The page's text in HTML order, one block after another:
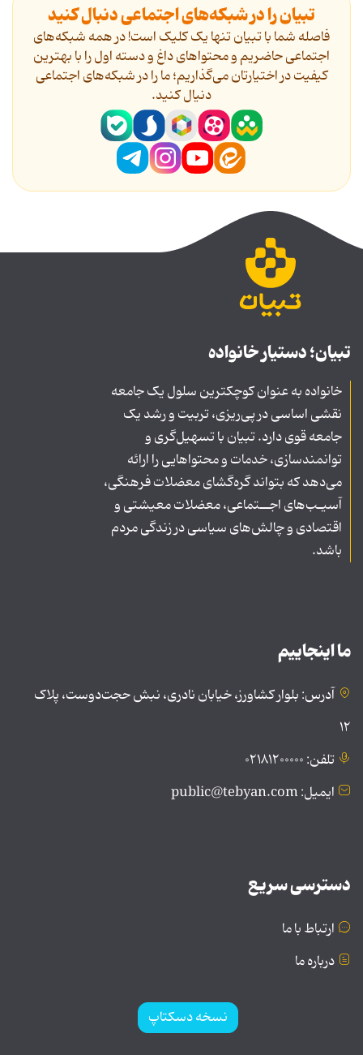
تبیان را در شبکه‌های اجتماعی دنبال کنید
فاصله شما با تبیان تنها یک کلیک است! در همه شبکه‌های
اجتماعی حاضریم و محتواهای داغ و دسته اول را با بهترین
کیفیت در اختیارتان می‌گذاریم؛ ما را در شبکه‌های اجتماعی
دنیال کنید.
تبیان؛ دستیار خانواده
خانواده به عنوان کوچکترین سلول یک جامعه
نقشی اساسی در پی‌ریزی، تربیت و رشد یک
جامعه قوی دارد. تبیان با تسهیل‌گری و
توانمندسازی، خدمات و محتواهایی را ارائه
می‌دهد که بتواند گره‌گشای معضلات فرهنگی،
آسیـب‌های اجــتماعی، معضلات معیشتی و
اقتصادی و چالش‌های سیاسی در زندگی مردم
باشد.
ما اینجاییم
آدرس: بلوار کشاورز، خیابان نادری، نبش حجت‌دوست، پلاک
۱۲
تلفن: ۰۲۱۸۱۲۰۰۰۰۰
ایمیل: public@tebyan.com
دسترسی سریع
ارتباط با ما
درباره ما
نسخه دسکتاپ